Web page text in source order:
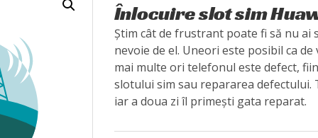
Înlocuire slot sim
Știm cât de frustrant poate fi să nu ai
nevoie de el. Uneori este posibil ca
mai multe ori telefonul este defect,
slotului sim sau repararea
iar a doua zi îl primești gata reparat.